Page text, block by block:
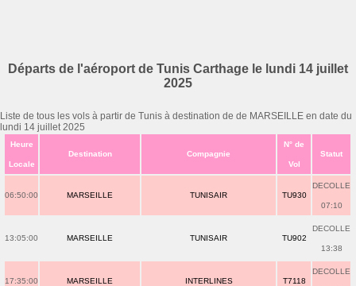
Départs de l'aéroport de Tunis Carthage le lundi 14 juillet
2025
Liste de tous les vols à partir de Tunis à destination de de MARSEILLE en date du
lundi 14 juillet 2025
Heure
Locale
Destination Compagnie
N° de
Vol
Statut
06:50:00 MARSEILLE TUNISAIR TU930
DECOLLE
07:10
13:05:00 MARSEILLE TUNISAIR TU902
DECOLLE
13:38
17:35:00 MARSEILLE INTERLINES T7118
DECOLLE